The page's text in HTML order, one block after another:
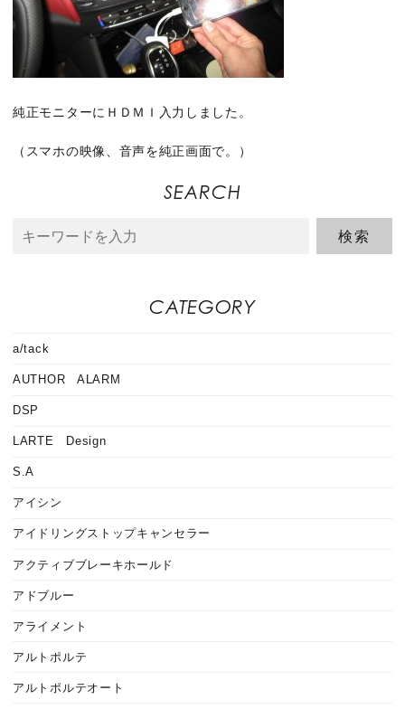
純正モニターにＨＤＭＩ入力しました。
（スマホの映像、音声を純正画面で。）
SEARCH
CATEGORY
a/tack
AUTHOR ALARM
DSP
LARTE Design
S.A
アイシン
アイドリングストップキャンセラー
アクティブブレーキホールド
アドブルー
アライメント
アルトポルテ
アルトポルテオート